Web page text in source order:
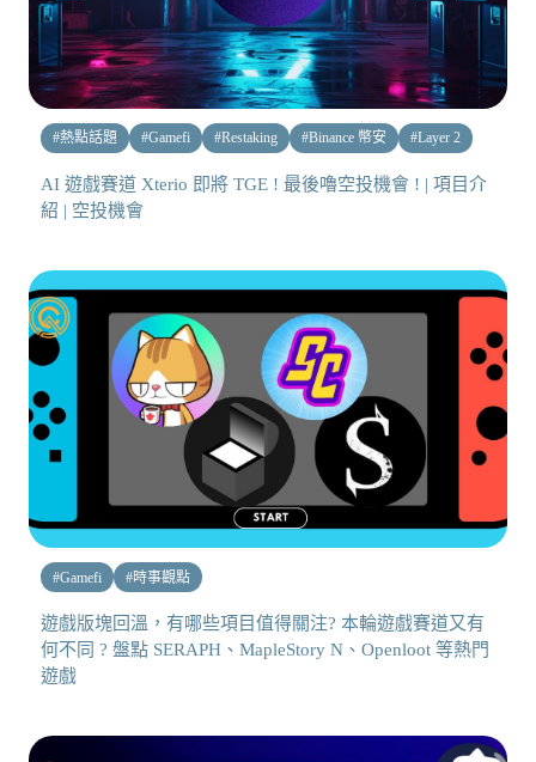
#熱點話題 #Gamefi #Restaking #Binance 幣安 #Layer 2
AI 遊戲賽道 Xterio 即將 TGE ! 最後嚕空投機會 ! | 項目介
紹 | 空投機會
#Gamefi #時事觀點
遊戲版塊回溫，有哪些項目值得關注? 本輪遊戲賽道又有
何不同 ? 盤點 SERAPH、MapleStory N、Openloot 等熱門
遊戲